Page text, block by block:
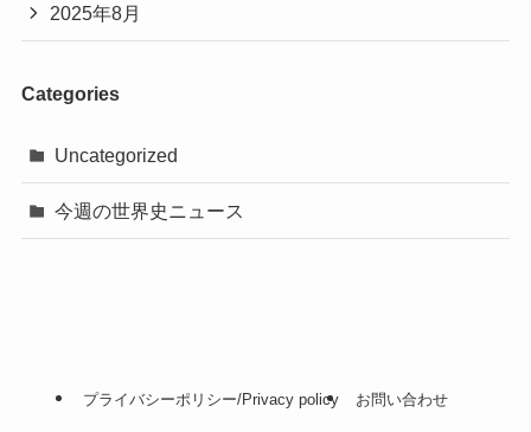
2025年8月
Categories
Uncategorized
今週の世界史ニュース
プライバシーポリシー/Privacy policy お問い合わせ